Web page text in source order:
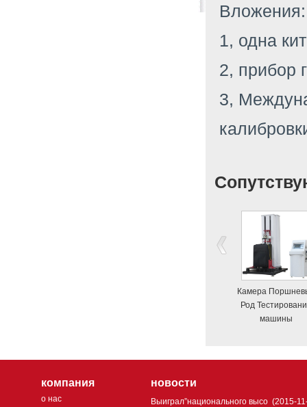
Вложения:
1, одна
2, прибор
3,
Камера
Род
машины
компания
о нас
новости
Выиграл”национального высо (2015-